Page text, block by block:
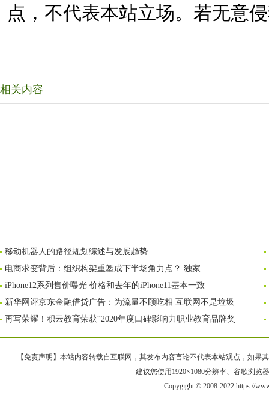
点，不代表本站立场。若无意
相关内容
移动机器人的路径规划综述与发展趋势
电商求变背后：组织构架重塑成下半场角力点？ 独家
iPhone12系列售价曝光 价格和去年的iPhone11基本一致
新华网评京东金融借贷广告：为流量不顾吃相 互联网不是垃圾
再写荣耀！积云教育荣获“2020年度口碑影响力职业教育品牌奖
【免责声明】本站内容转载自互联网，其发布内容言论不代表本站观点，如果
建议您使用1920×1080分辨率、谷歌浏览
Copygight © 2008-2022 https://